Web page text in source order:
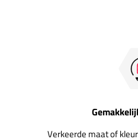
Verkeerde maat of